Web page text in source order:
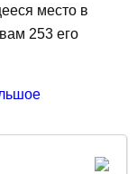
место в
253 его